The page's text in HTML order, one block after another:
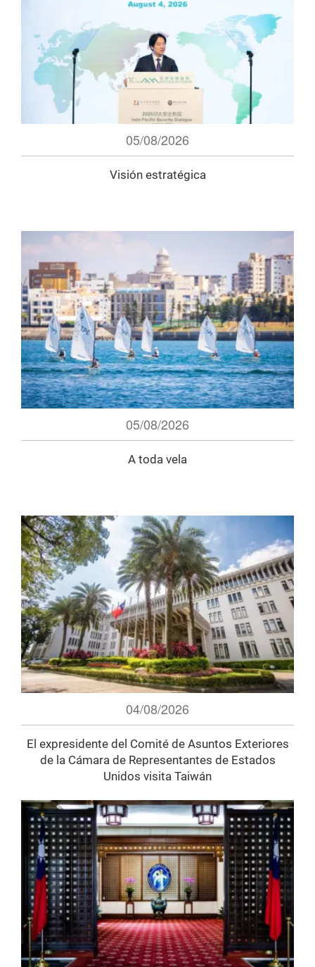
05/08/2026
Visión estratégica
05/08/2026
A toda vela
04/08/2026
El expresidente del Comité de Asuntos Exteriores
de la Cámara de Representantes de Estados
Unidos visita Taiwán